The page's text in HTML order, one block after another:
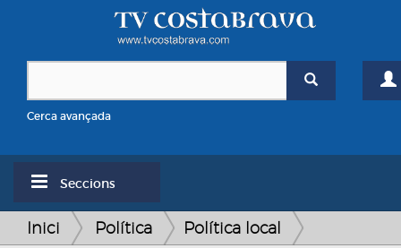
Cerca avançada
Seccions
Inici Política Política local